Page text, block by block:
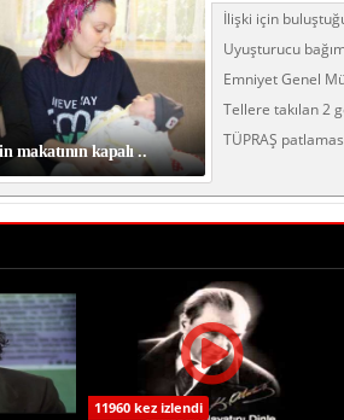
makatının kapalı ..
İlişki için
Uyuşturucu
Emniyet Genel
Tellere takılan 2
TÜPRAŞ
11960 kez izlendi